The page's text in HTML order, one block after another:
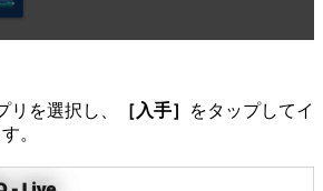
リを選択し、 ［入手］
をタップしてイ
。